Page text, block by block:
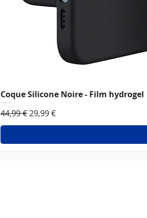
Coque Silicone Noire - Film hydrogel
Prix original
44,99 € Prix promotionnel
29,99 €